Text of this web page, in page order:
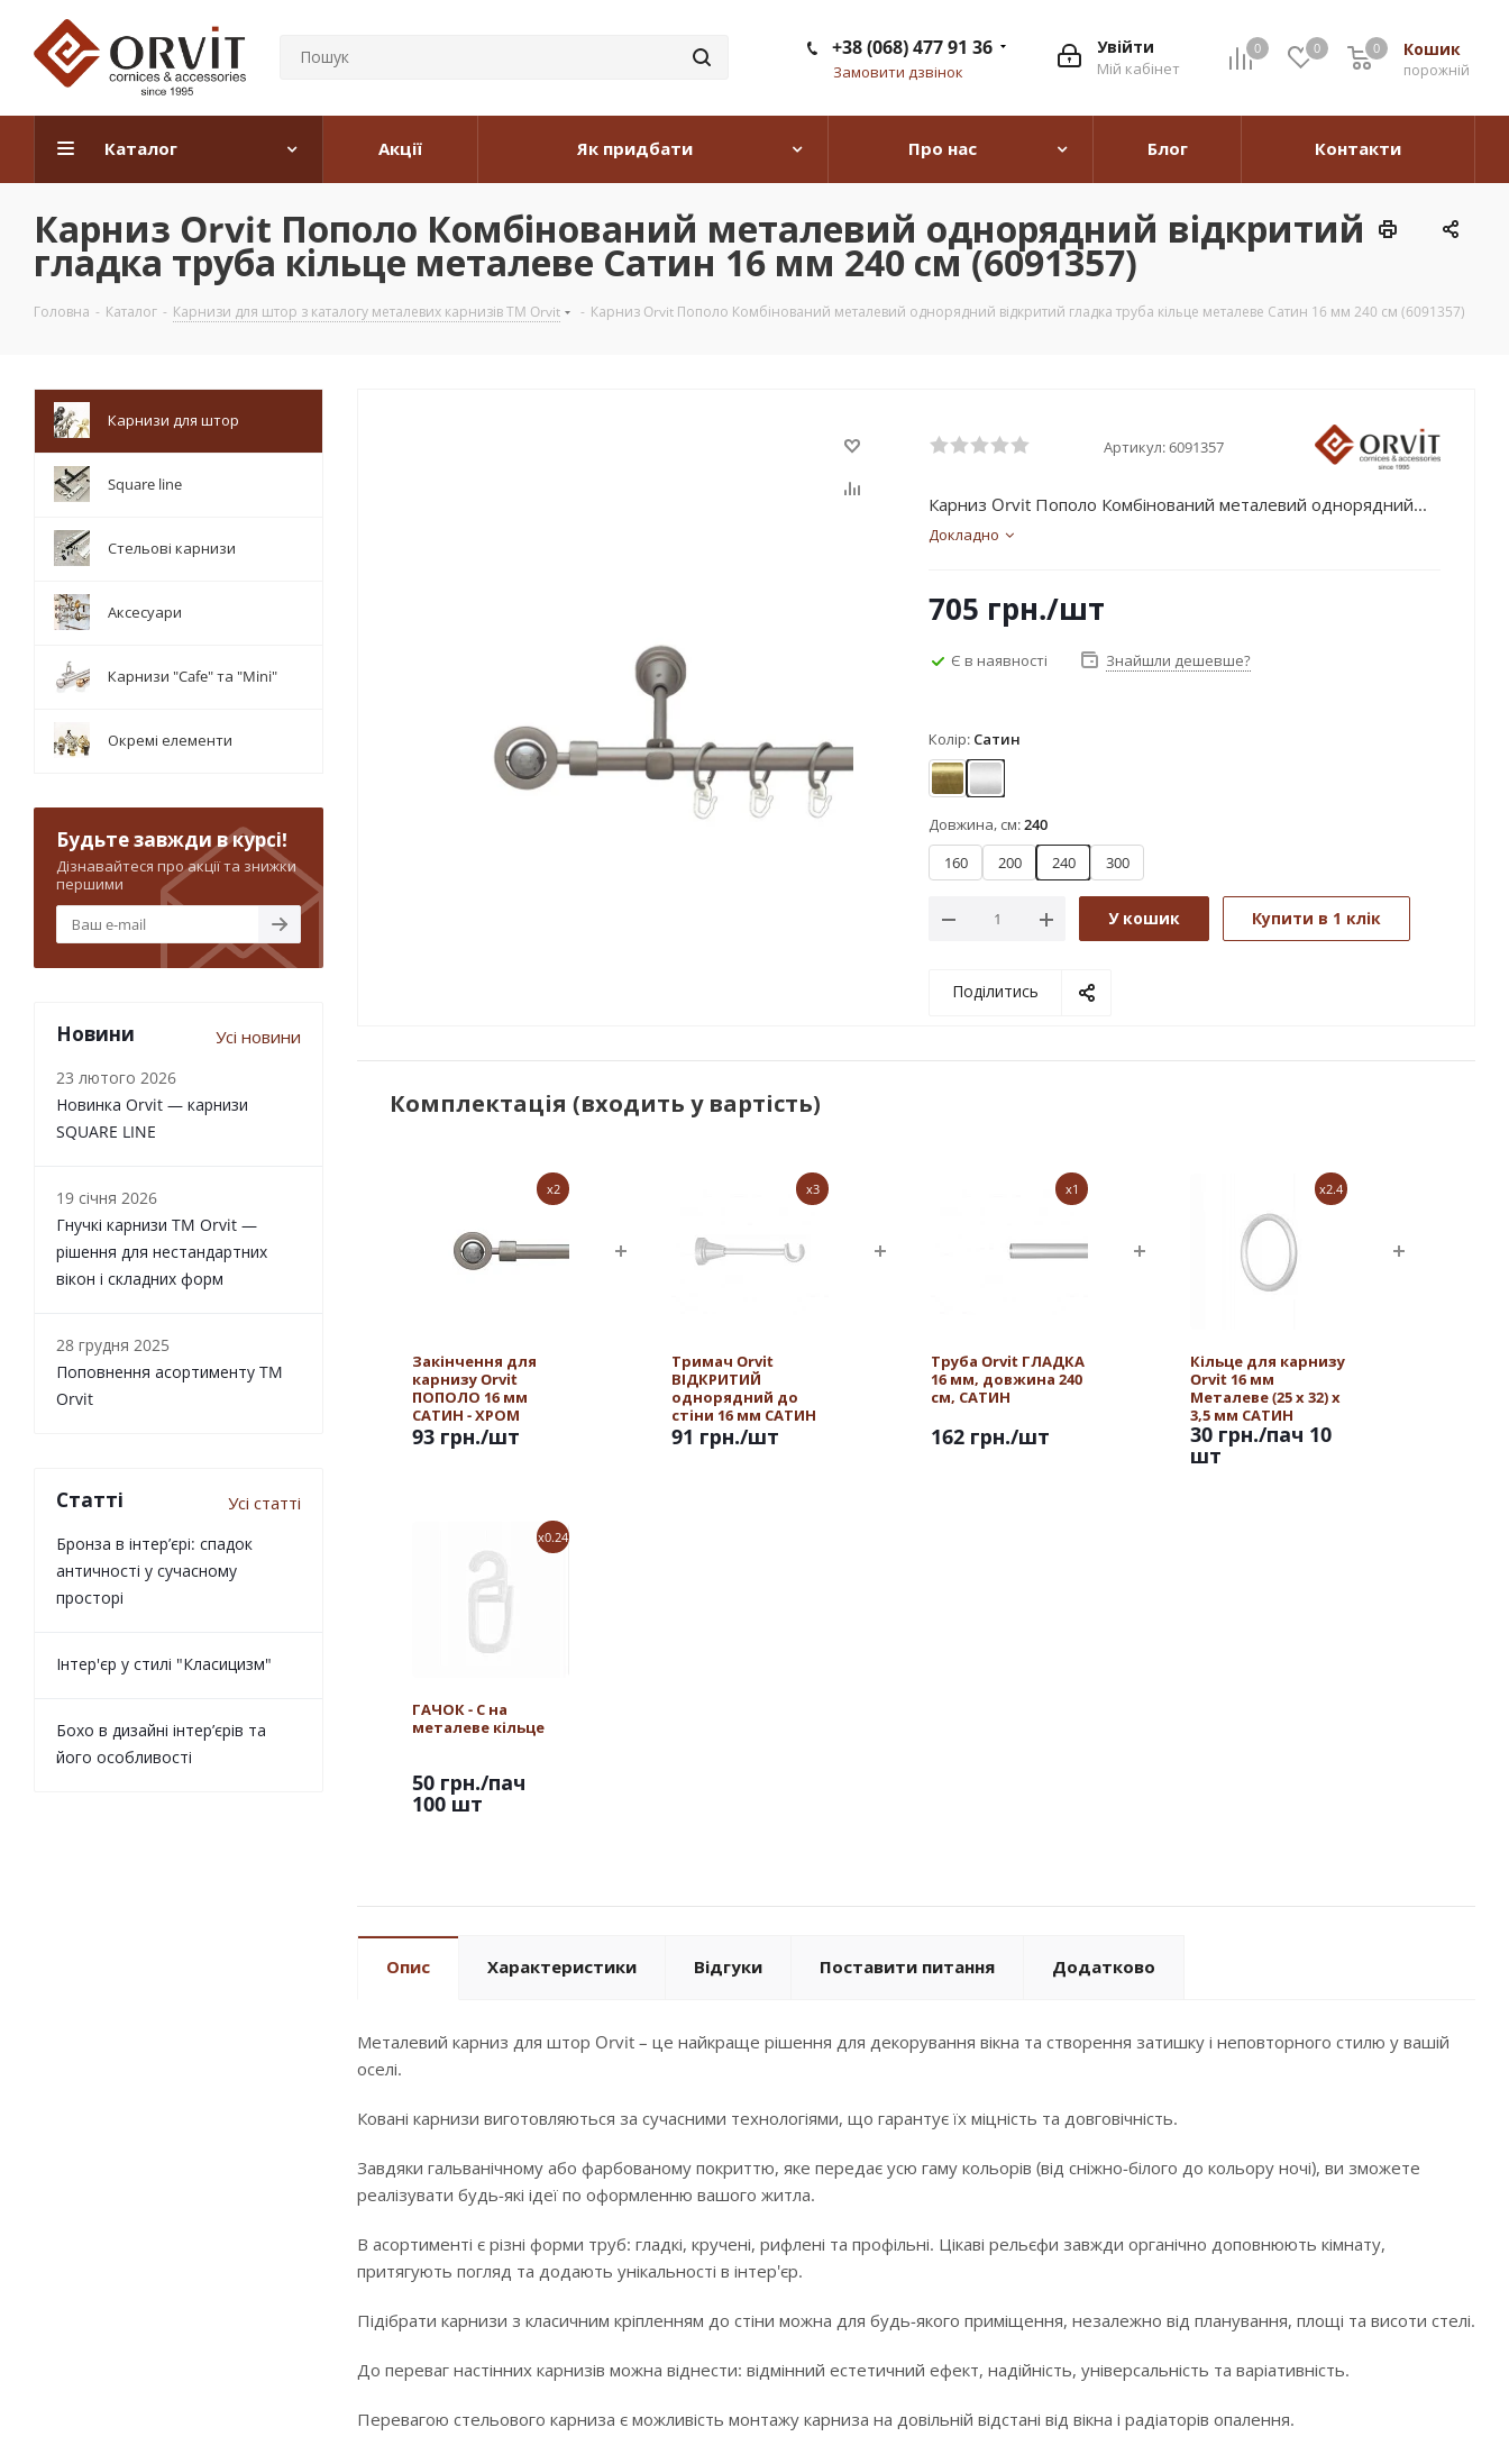
0 0 Кошик
0
порожній
0
Увійти
Мій кабінет
+38 (068) 477 91 36
Замовити дзвінок
Каталог Акції Як придбати Про нас Блог Контакти
Карниз Orvit Пополо Комбінований металевий однорядний відкритий
гладка труба кільце металеве Сатин 16 мм 240 см (6091357)
Головна - Каталог - Карнизи для штор з каталогу металевих карнизів TM Orvit - Карниз Orvit Пополо Комбінований металевий однорядний відкритий гладка труба кільце металеве Сатин 16 мм 240 см (6091357)
Артикул:6091357
Карниз Orvit Пополо Комбінований металевий однорядний...
Докладно
705 грн./шт
Є в наявності Знайшли дешевше?
Колір: Сатин
АнтикСатин
Довжина, см:240
160
200 240 300
У кошик Купити в 1 клік
Поділитись
Комплектація (входить у вартість)
x2
Закінчення для
карнизу Orvit
ПОПОЛО 16 мм
САТИН - ХРОМ
93 грн./шт
x3
Тримач Orvit
ВІДКРИТИЙ
однорядний до
стіни 16 мм САТИН
91 грн./шт
x1
Труба Orvit ГЛАДКА
16 мм, довжина 240
см, САТИН
162 грн./шт
x2.4
Кільце для карнизу
Orvit 16 мм
Металеве (25 х 32) х
3,5 мм САТИН
30 грн./пач 10
шт
x0.24
ГАЧОК - С на
металеве кільце
50 грн./пач
100 шт
Опис Характеристики Відгуки Поставити питання Додатково
Металевий карниз для штор Orvit – це найкраще рішення для декорування вікна та створення затишку і неповторного стилю у вашій
оселі.
Ковані карнизи виготовляються за сучасними технологіями, що гарантує їх міцність та довговічність.
Завдяки гальванічному або фарбованому покриттю, яке передає усю гаму кольорів (від сніжно-білого до кольору ночі), ви зможете
реалізувати будь-які ідеї по оформленню вашого житла.
В асортименті є різні форми труб: гладкі, кручені, рифлені та профільні. Цікаві рельєфи завжди органічно доповнюють кімнату,
притягують погляд та додають унікальності в інтер'єр.
Підібрати карнизи з класичним кріпленням до стіни можна для будь-якого приміщення, незалежно від планування, площі та висоти стелі.
До переваг настінних карнизів можна віднести: відмінний естетичний ефект, надійність, універсальність та варіативність.
Перевагою стельового карниза є можливість монтажу карниза на довільній відстані від вікна і радіаторів опалення.
Карнизи для штор
Square line
Стельові карнизи
Аксесуари
Карнизи "Cafe" та "Mini"
Окремі елементи
Будьте завжди в курсі!
Дізнавайтеся про акції та знижки
першими
Новини Усі новини
23 лютого 2026
Новинка Orvit — карнизи
SQUARE LINE
19 січня 2026
Гнучкі карнизи TM Orvit —
рішення для нестандартних
вікон і складних форм
28 грудня 2025
Поповнення асортименту TM
Orvit
Статті Усі статті
Бронза в інтер’єрі: спадок
античності у сучасному
просторі
Інтер'єр у стилі "Класицизм"
Бохо в дизайні інтер’єрів та
його особливості